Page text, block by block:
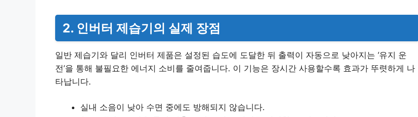
2. 인버터 제습기의 실제 장점
일반 제습기와 달리 인버터 제품은 설정된 습도에 도달한 뒤 출력이 자동으로 낮아지는 ‘유지 운
전’을 통해 불필요한 에너지 소비를 줄여줍니다. 이 기능은 장시간 사용할수록 효과가 뚜렷하게 나
타납니다.
실내 소음이 낮아 수면 중에도 방해되지 않습니다.